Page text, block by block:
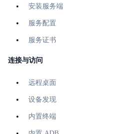
安装服务端
服务配置
服务证书
连接与访问
远程桌面
设备发现
内置终端